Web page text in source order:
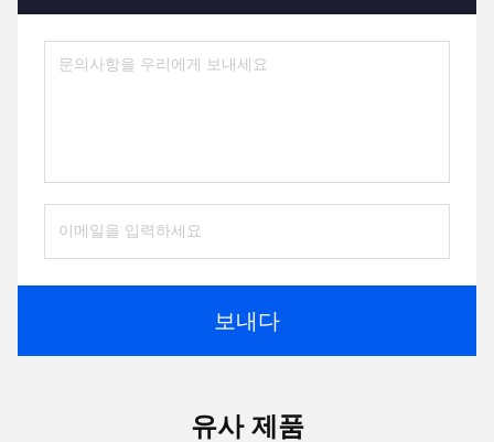
보내다
유사 제품